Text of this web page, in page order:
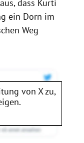
dass Kurti
ein Dorn im
Weg
von Xzu,